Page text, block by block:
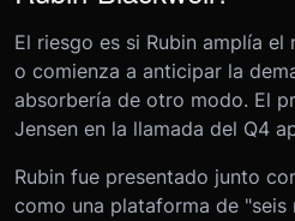
El riesgo es si Rubin amplía
o comienza a anticipar la
absorbería de otro modo. El
Jensen en la llamada del Q4
Rubin fue presentado junto
como una plataforma de "seis